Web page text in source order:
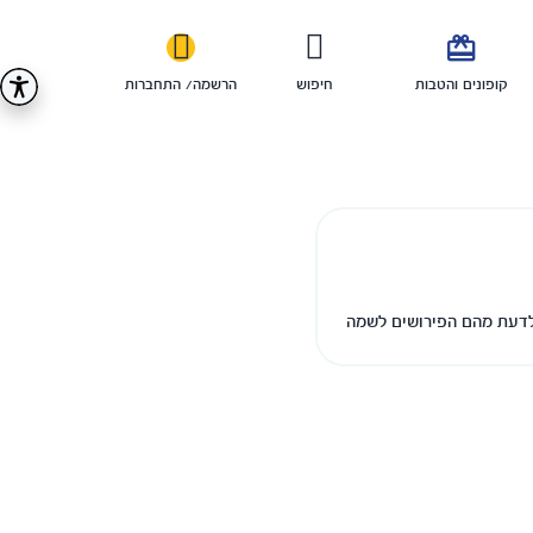

קופונים והטבות חיפוש הרשמה/ התחברות
מהם הפירושים לשמה